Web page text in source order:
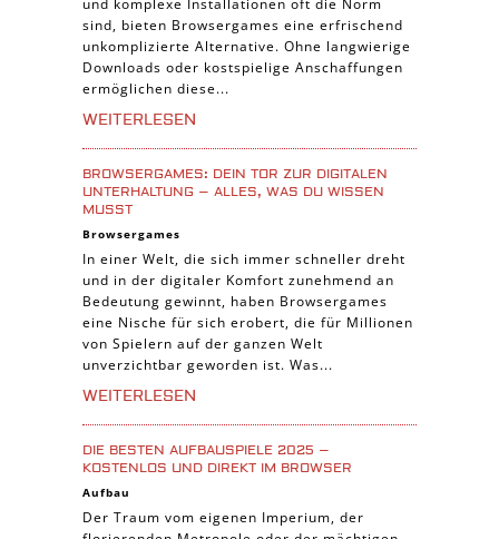
Sport Spiele
Pferde Spiele
Simulation Spiele
Tier Spiele
Casual Spiele
Abenteuer Spiele
Online Spiele
3-Gewinnt Spiele
Trading Card Spiele
Manager Spiele
sind, bieten Browsergames eine erfrischend
unkomplizierte Alternative. Ohne langwierige
Downloads oder kostspielige Anschaffungen
ermöglichen diese...
WEITERLESEN
BROWSERGAMES: DEIN TOR ZUR DIGITALEN
UNTERHALTUNG – ALLES, WAS DU WISSEN
MUSST
Browsergames
In einer Welt, die sich immer schneller dreht
und in der digitaler Komfort zunehmend an
Bedeutung gewinnt, haben Browsergames
eine Nische für sich erobert, die für Millionen
von Spielern auf der ganzen Welt
unverzichtbar geworden ist. Was...
WEITERLESEN
DIE BESTEN AUFBAUSPIELE 2025 –
KOSTENLOS UND DIREKT IM BROWSER
Aufbau
Der Traum vom eigenen Imperium, der